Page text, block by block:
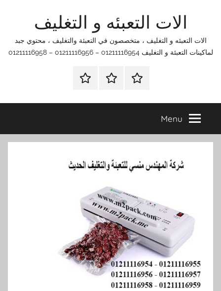
الات التعبئه و التغليف
الات التعبئه و التغليف ، متخصصون في التعبئة والتغليف ، محتوي جبد
لماكينات التعبئة و التغليف 01211116954 – 01211116956 – 01211116958
الرئيسيةاتصل
اتـصـل
في
التي
Menu